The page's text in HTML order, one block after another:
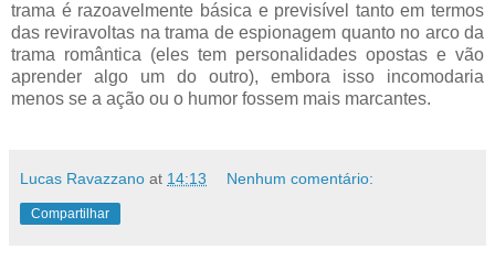
trama é razoavelmente básica e previsível tanto em termos
das reviravoltas na trama de espionagem quanto no arco da
trama romântica (eles tem personalidades opostas e vão
aprender algo um do outro), embora isso incomodaria
menos se a ação ou o humor fossem mais marcantes.
Lucas Ravazzano at 14:13 Nenhum comentário:
Compartilhar